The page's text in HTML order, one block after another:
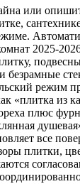
или
2025-
безрамные
режим
«плитка из
плюс
все
плитки,